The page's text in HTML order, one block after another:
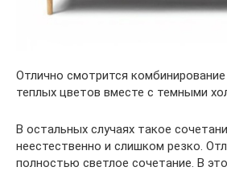
Отлично смотрится
теплых цветов вместе с темными
В остальных случаях такое
неестественно и слишком резко.
полностью светлое сочетание. В